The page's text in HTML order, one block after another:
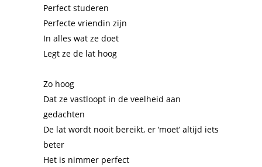
Perfect studeren
Perfecte vriendin zijn
In alles wat ze doet
Legt ze de lat hoog
Zo hoog
Dat ze vastloopt in de veelheid aan
gedachten
De lat wordt nooit bereikt, er ‘moet’ altijd iets
beter
Het is nimmer perfect